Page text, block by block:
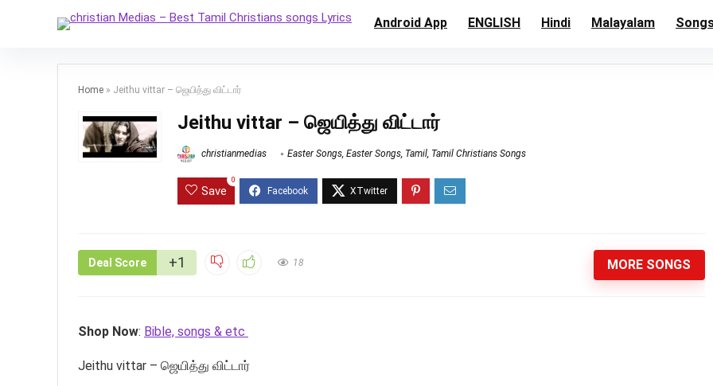
Android App ENGLISH Hindi Malayalam
Home » Jeithu vittar – ஜெயித்து விட்டார்
Jeithu vittar – ஜெயித்து விட்டார்
christianmedias Easter Songs, Easter Songs, Tamil, Tamil Christians Songs
Save
0
Deal Score +1 18 MORE SONGS
Shop Now: Bible, songs & etc
Jeithu vittar – ஜெயித்து விட்டார்